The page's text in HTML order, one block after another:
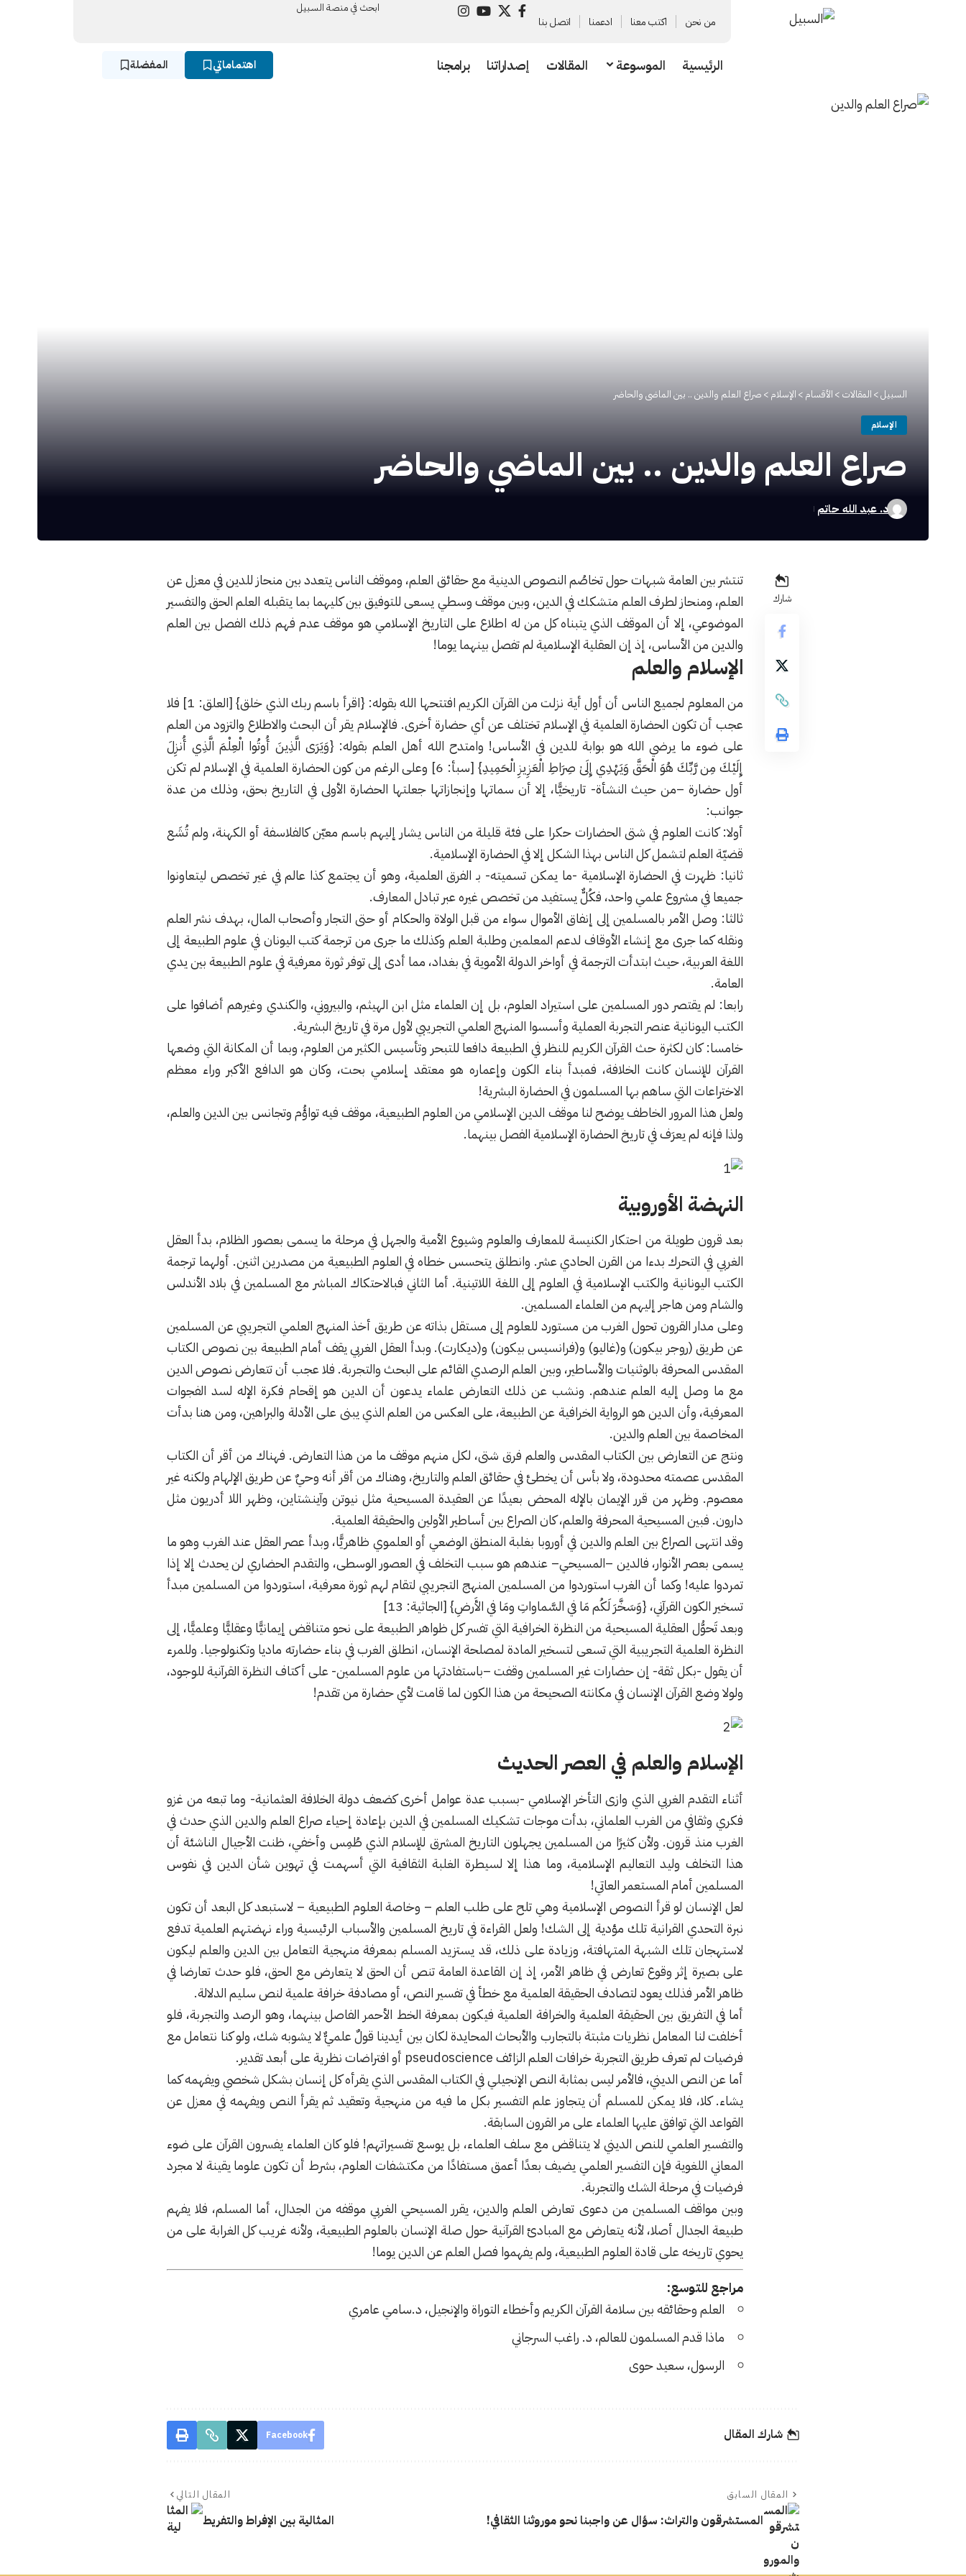
من نحن اكتب معنا ادعمنا اتصل بنا
ابحث في منصة السـبيل
الرئيسية الموسوعة المقالات إصداراتنا برامجنا اهتماماتي المفضلة
السبيل> المقالات > الأقسام > الإسلام > صراع العلم والدين .. بين الماضي والحاضر
الإسلام
صراع العلم والدين .. بين الماضي والحاضر
د. عبد الله حاتم
شارك
تنتشر بين العامة شبهات حول تخاصُم النصوص الدينية مع حقائق العلم، وموقف الناس يتعدد بين منحاز للدين في معزل عن
العلم، ومنحاز لطرف العلم متشكك في الدين، وبين موقف وسطي يسعى للتوفيق بين كليهما بما يتقبله العلم الحق والتفسير
الموضوعي، إلا أن الموقف الذي يتبناه كل من له اطلاع على التاريخ الإسلامي هو موقف عدم فهم ذلك الفصل بين العلم
والدين من الأساس، إذ إن العقلية الإسلامية لم تفصل بينهما يوما!
الإسلام والعلم
من المعلوم لجميع الناس أن أول أية نزلت من القرآن الكريم افتتحها الله بقوله: {اقرأ باسم ربك الذي خلق} [العلق: 1] فلا
عجب أن تكون الحضارة العلمية في الإسلام تختلف عن أي حضارة أخرى. فالإسلام يقر أن البحث والاطلاع والتزود من العلم
على ضوء ما يرضي الله هو بوابة للدين في الأساس! وامتدح الله أهل العلم بقوله: {وَيَرَى الَّذِينَ أُوتُوا الْعِلْمَ الَّذِي أُنزِلَ
إِلَيْكَ مِن رَّبِّكَ هُوَ الْحَقَّ وَيَهْدِي إِلَىٰ صِرَاطِ الْعَزِيزِ الْحَمِيدِ} [سبأ: 6] وعلى الرغم من كون الحضارة العلمية في الإسلام لم تكن
أول حضارة –من حيث النشأة- تاريخيًّا، إلا أن سماتها وإنجازاتها جعلتها الحضارة الأولى في التاريخ بحق، وذلك من عدة
جوانب:
أولا: كانت العلوم في شتى الحضارات حكرا على فئة قليلة من الناس يشار إليهم باسم معيّن كالفلاسفة أو الكهنة، ولم تُشَع
قضيّة العلم لتشمل كل الناس بهذا الشكل إلا في الحضارة الإسلامية.
ثانيا: ظهرت في الحضارة الإسلامية -ما يمكن تسميته- بـ الفرق العلمية، وهو أن يجتمع كذا عالم في غير تخصص ليتعاونوا
جميعا في مشروع علمي واحد، فكُلٌّ يستفيد من تخصص غيره عبر تبادل المعارف.
ثالثا: وصل الأمر بالمسلمين إلى إنفاق الأموال سواء من قبل الولاة والحكام أو حتى التجار وأصحاب المال، بهدف نشر العلم
ونقله كما جرى مع إنشاء الأوقاف لدعم المعلمين وطلبة العلم وكذلك ما جرى من ترجمة كتب اليونان في علوم الطبيعة إلى
اللغة العربية، حيث ابتدأت الترجمة في أواخر الدولة الأموية في بغداد، مما أدى إلى توفر ثورة معرفية في علوم الطبيعة بين يدي
العامة.
رابعا: لم يقتصر دور المسلمين على استيراد العلوم، بل إن العلماء مثل ابن الهيثم، والبيروني، والكندي وغيرهم أضافوا على
الكتب اليونانية عنصر التجربة العملية وأسسوا المنهج العلمي التجريبي لأول مرة في تاريخ البشرية.
خامسا: كان لكثرة حث القرآن الكريم للنظر في الطبيعة دافعا للتبحر وتأسيس الكثير من العلوم، وبما أن المكانة التي وضعها
القرآن للإنسان كانت الخلافة، فمبدأ بناء الكون وإعماره هو معتقد إسلامي بحت، وكان هو الدافع الأكبر وراء معظم
الاختراعات التي ساهم بها المسلمون في الحضارة البشرية!
ولعل هذا المرور الخاطف يوضح لنا موقف الدين الإسلامي من العلوم الطبيعية، موقف فيه تواؤُم وتجانس بين الدين والعلم،
ولذا فإنه لم يعرَف في تاريخ الحضارة الإسلامية الفصل بينهما.
النهضة الأوروبية
بعد قرون طويلة من احتكار الكنيسة للمعارف والعلوم وشيوع الأمية والجهل في مرحلة ما يسمى بعصور الظلام، بدأ العقل
الغربي في التحرك بدءا من القرن الحادي عشر. وانطلق يتحسس خطاه في العلوم الطبيعية من مصدرين اثنين. أولهما ترجمة
الكتب اليونانية والكتب الإسلامية في العلوم إلى اللغة اللاتينية. أما الثاني فبالاحتكاك المباشر مع المسلمين في بلاد الأندلس
والشام ومن هاجر إليهم من العلماء المسلمين.
وعلى مدار القرون تحول الغرب من مستورد للعلوم إلى مستقل بذاته عن طريق أخذ المنهج العلمي التجريبي عن المسلمين
عن طريق (روجر بيكون) و(غاليو) و(فرانسيس بيكون) و(ديكارت). وبدأ العقل الغربي يقف أمام الطبيعة بين نصوص الكتاب
المقدس المحرفة بالوثنيات والأساطير، وبين العلم الرصدي القائم على البحث والتجربة. فلا عجب أن تتعارض نصوص الدين
مع ما وصل إليه العلم عندهم. ونشب عن ذلك التعارض علماء يدعون أن الدين هو إقحام فكرة الإله لسد الفجوات
المعرفية، وأن الدين هو الرواية الخرافية عن الطبيعة، على العكس من العلم الذي يبنى على الأدلة والبراهين، ومن هنا بدأت
المخاصمة بين العلم والدين.
ونتج عن التعارض بين الكتاب المقدس والعلم فرق شتى، لكل منهم موقف ما من هذا التعارض. فهناك من أقر أن الكتاب
المقدس عصمته محدودة، ولا بأس أن يخطئ في حقائق العلم والتاريخ، وهناك من أقر أنه وحيٌ عن طريق الإلهام ولكنه غير
معصوم. وظهر من قرر الإيمان بالإله المحض بعيدًا عن العقيدة المسيحية مثل نيوتن وآينشتاين، وظهر اللا أدريون مثل
دارون. فبين المسيحية المحرفة والعلم، كان الصراع بين أساطير الأولين والحقيقة العلمية.
وقد انتهى الصراع بين العلم والدين في أوروبا بغلبة المنطق الوضعي أو العلموي ظاهريًّا، وبدأ عصر العقل عند الغرب وهو ما
يسمى بعصر الأنوار، فالدين –المسيحي– عندهم هو سبب التخلف في العصور الوسطى، والتقدم الحضاري لن يحدث إلا إذا
تمردوا عليه! وكما أن الغرب استوردوا من المسلمين المنهج التجريبي لتقام لهم ثورة معرفية، استوردوا من المسلمين مبدأ
تسخير الكون القرآني، {وَسَخَّرَ لَكُم مَا في السَّماواتِ ومَا في الأَرضِ} [الجاثية: 13]
وبعد تَحوُّل العقلية المسيحية من النظرة الخرافية التي تفسر كل ظواهر الطبيعة على نحو متناقض إيمانيًّا وعقليًّا وعلميًّا، إلى
النظرة العلمية التجريبية التي تسعى لتسخير المادة لمصلحة الإنسان، انطلق الغرب في بناء حضارته ماديا وتكنولوجيا. وللمرء
أن يقول -بكل ثقة- إن حضارات غير المسلمين وقفت –باستفادتها من علوم المسلمين- على أكتاف النظرة القرآنية للوجود،
ولولا وضع القرآن الإنسان في مكانته الصحيحة من هذا الكون لما قامت لأي حضارة من تقدم!
الإسلام والعلم في العصر الحديث
أثناء التقدم الغربي الذي وازى التأخر الإسلامي -بسبب عدة عوامل أخرى كضعف دولة الخلافة العثمانية- وما تبعه من غزو
فكري وثقافي من الغرب العلماني، بدأت موجات تشكيك المسلمين في الدين بإعادة إحياء صراع العلم والدين الذي حدث في
الغرب منذ قرون. ولأن كثيرًا من المسلمين يجهلون التاريخ المشرق للإسلام الذي طُمِس وأخفي، ظنت الأجيال الناشئة أن
هذا التخلف وليد التعاليم الإسلامية، وما هذا إلا لسيطرة الغلبة الثقافية التي أسهمت في تهوين شأن الدين في نفوس
المسلمين أمام المستعمر العاتي!
لعل الإنسان لو قرأ النصوص الإسلامية وهي تلح على طلب العلم – وخاصة العلوم الطبيعية – لاستبعد كل البعد أن تكون
نبرة التحدي القرانية تلك مؤدية إلى الشك! ولعل القراءة في تاريخ المسلمين والأسباب الرئيسية وراء نهضتهم العلمية تدفع
لاستهجان تلك الشبهة المتهافتة، وزيادة على ذلك، قد يستزيد المسلم بمعرفة منهجية التعامل بين الدين والعلم ليكون
على بصيرة إثر وقوع تعارض في ظاهر الأمر، إذ إن القاعدة العامة تنص أن الحق لا يتعارض مع الحق، فلو حدث تعارضا في
ظاهر الأمر فذلك يعود لتصادف الحقيقة العلمية مع خطأ في تفسير النص، أو مصادفة خرافة علمية لنص سليم الدلالة.
أما في التفريق بين الحقيقة العلمية والخرافة العلمية فيكون بمعرفة الخط الأحمر الفاصل بينهما، وهو الرصد والتجربة، فلو
أخلفت لنا المعامل نظريات مثبتة بالتجارب والأبحاث المحايدة لكان بين أيدينا قولٌ علميٌّ لا يشوبه شك، ولو كنا نتعامل مع
فرضيات لم تعرف طريق التجربة خرافات العلم الزائف pseudoscience أو افتراضات نظرية على أبعد تقدير.
أما عن النص الديني، فالأمر ليس بمثابة النص الإنجيلي في الكتاب المقدس الذي يقرأه كل إنسان بشكل شخصي ويفهمه كما
يشاء. كلا، فلا يمكن للمسلم أن يتجاوز علم التفسير بكل ما فيه من منهجية وتعقيد ثم يقرأ النص ويفهمه في معزل عن
القواعد التي توافق عليها العلماء على مر القرون السابقة.
والتفسير العلمي للنص الديني لا يتناقض مع سلف العلماء، بل يوسع تفسيراتهم! فلو كان العلماء يفسرون القرآن على ضوء
المعاني اللغوية فإن التفسير العلمي يضيف بعدًا أعمق مستفادًا من مكتشفات العلوم، بشرط أن تكون علوما يقينة لا مجرد
فرضيات في مرحلة الشك والتجربة.
وبين مواقف المسلمين من دعوى تعارض العلم والدين، يقرر المسيحي الغربي موقفه من الجدال، أما المسلم، فلا يفهم
طبيعة الجدال أصلا، لأنه يتعارض مع المبادئ القرآنية حول صلة الإنسان بالعلوم الطبيعية، ولأنه غريب كل الغرابة على من
يحوي تاريخه على قادة العلوم الطبيعية، ولم يفهموا فصل العلم عن الدين يوما!
مراجع للتوسع:
العلم وحقائقه بين سلامة القرآن الكريم وأخطاء التوراة والإنجيل، د.سامي عامري
ماذا قدم المسلمون للعالم، د. راغب السرجاني
الرسول، سعيد حوى
شارك المقال Facebook
المقال السابق
المستشرقون والتراث: سؤال عن واجبنا نحو موروثنا الثقافي!
المقال التالي
المثالية بين الإفراط والتفريط